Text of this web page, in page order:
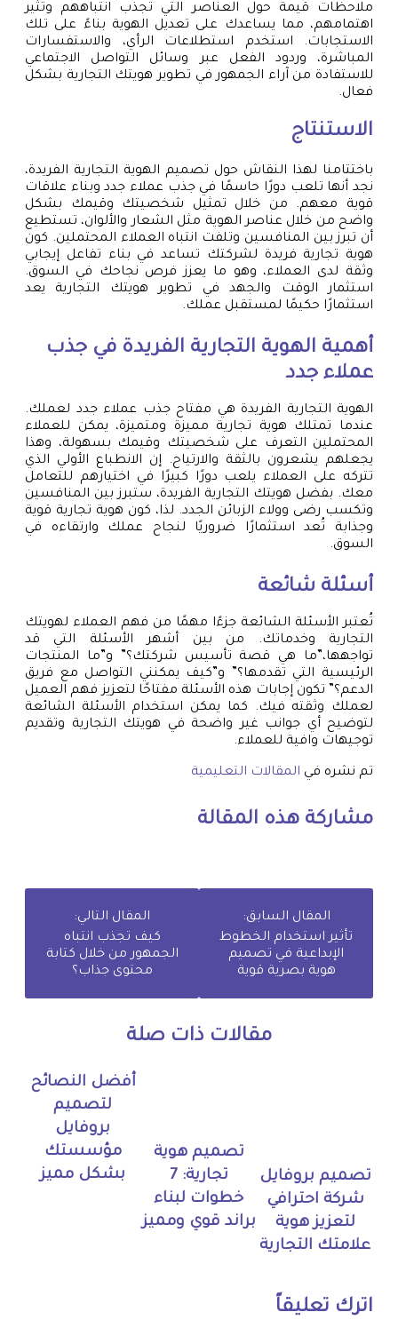
ملاحظات قيمة حول العناصر التي تجذب انتباههم وتثير
اهتمامهم، مما يساعدك على تعديل الهوية بناءً على تلك
الاستجابات. استخدم استطلاعات الرأي، والاستفسارات
المباشرة، وردود الفعل عبر وسائل التواصل الاجتماعي
للاستفادة من آراء الجمهور في تطوير هويتك التجارية بشكل
فعال.
الاستنتاج
باختتامنا لهذا النقاش حول تصميم الهوية التجارية الفريدة،
نجد أنها تلعب دورًا حاسمًا في جذب عملاء جدد وبناء علاقات
قوية معهم. من خلال تمثيل شخصيتك وقيمك بشكل
واضح من خلال عناصر الهوية مثل الشعار والألوان، تستطيع
أن تبرز بين المنافسين وتلفت انتباه العملاء المحتملين. كون
هوية تجارية فريدة لشركتك تساعد في بناء تفاعل إيجابي
وثقة لدى العملاء، وهو ما يعزز فرص نجاحك في السوق.
استثمار الوقت والجهد في تطوير هويتك التجارية يعد
استثمارًا حكيمًا لمستقبل عملك.
أهمية الهوية التجارية الفريدة في جذب
عملاء جدد
الهوية التجارية الفريدة هي مفتاح جذب عملاء جدد لعملك.
عندما تمتلك هوية تجارية مميزة ومتميزة، يمكن للعملاء
المحتملين التعرف على شخصيتك وقيمك بسهولة، وهذا
يجعلهم يشعرون بالثقة والارتياح. إن الانطباع الأولي الذي
تتركه على العملاء يلعب دورًا كبيرًا في اختيارهم للتعامل
معك. بفضل هويتك التجارية الفريدة، ستبرز بين المنافسين
وتكسب رضى وولاء الزبائن الجدد. لذا، كون هوية تجارية قوية
وجذابة تُعد استثمارًا ضروريًا لنجاح عملك وارتقاءه في
السوق.
أسئلة شائعة
تُعتبر الأسئلة الشائعة جزءًا مهمًا من فهم العملاء لهويتك
التجارية وخدماتك. من بين أشهر الأسئلة التي قد
تواجهها،”ما هي قصة تأسيس شركتك؟” و”ما المنتجات
الرئيسية التي تقدمها؟” و”كيف يمكنني التواصل مع فريق
الدعم؟” تكون إجابات هذه الأسئلة مفتاحًا لتعزيز فهم العميل
لعملك وثقته فيك. كما يمكن استخدام الأسئلة الشائعة
لتوضيح أي جوانب غير واضحة في هويتك التجارية وتقديم
توجيهات وافية للعملاء.
تم نشره في المقالات التعليمية
مشاركة هذه المقالة
المقال السابق:
تأثير استخدام الخطوط
الإبداعية في تصميم
هوية بصرية قوية
المقال التالي:
كيف تجذب انتباه
الجمهور من خلال كتابة
محتوى جذاب؟
مقالات ذات صلة
تصميم بروفايل
شركة احترافي
لتعزيز هوية
علامتك التجارية
تصميم هوية
تجارية: 7
خطوات لبناء
براند قوي ومميز
أفضل النصائح
لتصميم
بروفايل
مؤسستك
بشكل مميز
اترك تعليقاً